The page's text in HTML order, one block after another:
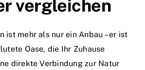
vergleichen
ist mehr als nur ein Anbau – er ist
Oase, die Ihr Zuhause
direkte Verbindung zur Natur